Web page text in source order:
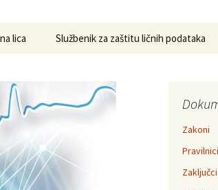
lica Službenik za zaštitu ličnih podataka
Zakoni
Zaključci